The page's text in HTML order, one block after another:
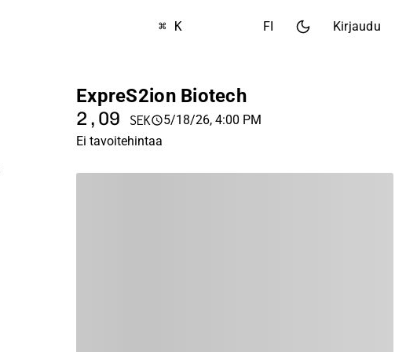
⌘ K FI Kirjaudu
ExpreS2ion Biotech
2,09 SEK
5/18/26, 4:00 PM
Ei tavoitehintaa